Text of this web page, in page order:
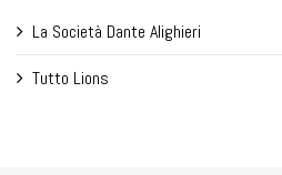
La Società Dante Alighieri
Tutto Lions